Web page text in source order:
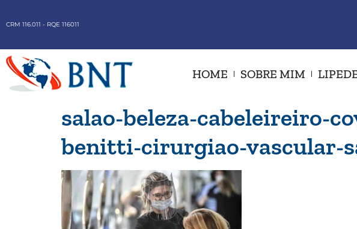
CRM 116.011 - RQE 116011
HOME SOBRE MIM
salao-beleza-cabeleireiro-
benitti-cirurgiao-vascular-